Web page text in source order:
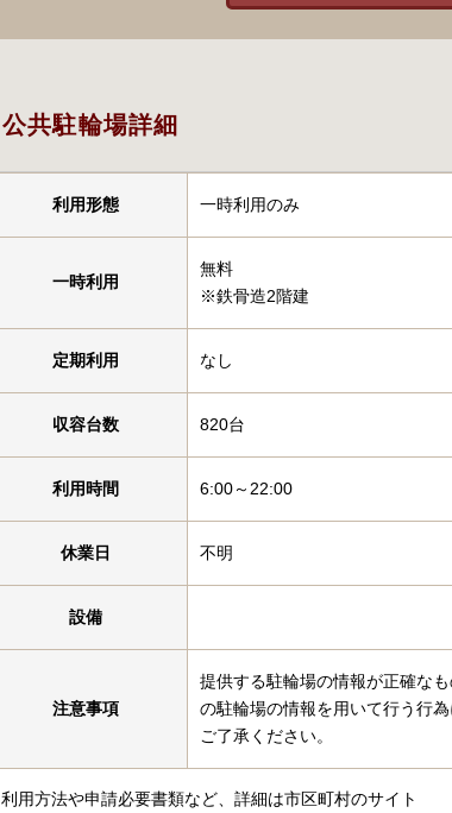
公共駐輪場詳細
利用形態 一時利用のみ
一時利用
無料
※鉄骨造2階建
定期利用 なし
収容台数 820台
利用時間 6:00～22:00
休業日 不明
設備
注意事項
提供する駐輪場の情報が正確な
の駐輪場の情報を用いて行う行
ご了承ください。
利用方法や申請必要書類など、詳細は市区町村のサイト